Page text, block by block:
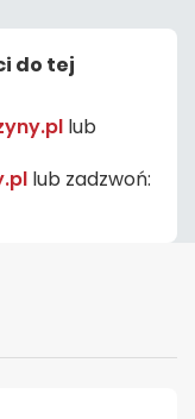
do tej
lub
lub zadzwoń: